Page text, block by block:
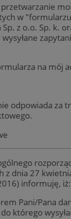
w
z o.o. Sp. k.
na mój
odpowiada za
z dnia 27
informuję, iż:
Pani/Pana
którego